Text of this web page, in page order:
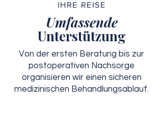
IHRE REISE
Umfassende
Unterstützung
Von der ersten Beratung bis zur
postoperativen Nachsorge
organisieren wir einen sicheren
medizinischen Behandlungsablauf.